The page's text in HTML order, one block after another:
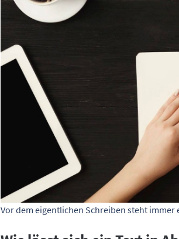
Vor dem eigentlichen Schreiben steht